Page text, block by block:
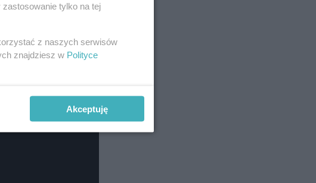
tylko na tej
z naszych serwisów
znajdziesz w Polityce
Akceptuję